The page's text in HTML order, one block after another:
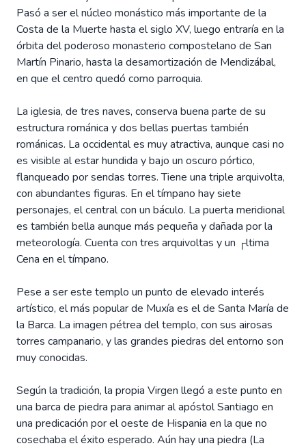
Pasó a ser el núcleo monástico más importante de la
Costa de la Muerte hasta el siglo XV, luego entraría en la
órbita del poderoso monasterio compostelano de San
Martín Pinario, hasta la desamortización de Mendizábal,
en que el centro quedó como parroquia.
La iglesia, de tres naves, conserva buena parte de su
estructura románica y dos bellas puertas también
románicas. La occidental es muy atractiva, aunque casi no
es visible al estar hundida y bajo un oscuro pórtico,
flanqueado por sendas torres. Tiene una triple arquivolta,
con abundantes figuras. En el tímpano hay siete
personajes, el central con un báculo. La puerta meridional
es también bella aunque más pequeña y dañada por la
meteorología. Cuenta con tres arquivoltas y un ┌ltima
Cena en el tímpano.
Pese a ser este templo un punto de elevado interés
artístico, el más popular de Muxía es el de Santa María de
la Barca. La imagen pétrea del templo, con sus airosas
torres campanario, y las grandes piedras del entorno son
muy conocidas.
Según la tradición, la propia Virgen llegó a este punto en
una barca de piedra para animar al apóstol Santiago en
una predicación por el oeste de Hispania en la que no
cosechaba el éxito esperado. Aún hay una piedra (La